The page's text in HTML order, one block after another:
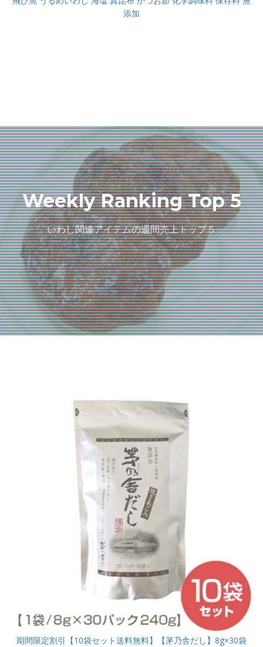
添加
Weekly Ranking Top 5
いわし関連アイテムの週間売上トップ５
期間限定割引【10袋セット送料無料】【茅乃舎だし】8g×30袋